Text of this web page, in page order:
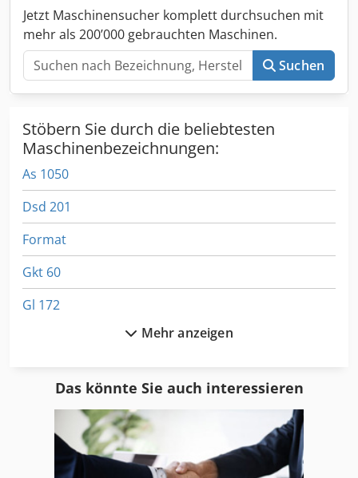
Dsdpjvu Tnxefx Akbokr Gesamtabmessungen [mm] 772 x
440 x 180 Gewicht [kg] 28
Jetzt Maschinensucher komplett durchsuchen mit
mehr als 200’000 gebrauchten Maschinen.
Suchen
Stöbern Sie durch die beliebtesten
Maschinenbezeichnungen:
As 1050
Dsd 201
Format
Gkt 60
Gl 172
International 2674
International 433
Mehr anzeigen
Das könnte Sie auch interessieren